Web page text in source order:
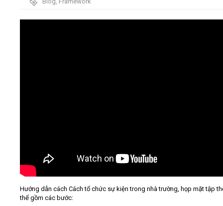
Video
Hướng dẫn cách Cách tổ chức sự kiện trong nhà trường, họp mặt tập
thể gồm các bước: